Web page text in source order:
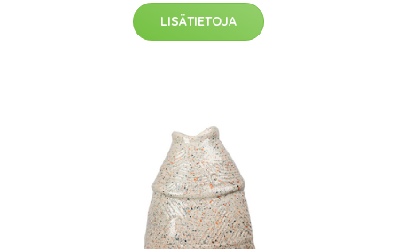
LISÄTIETOJA